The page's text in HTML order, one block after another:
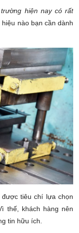
hiện nay có rất
nào bạn cần dành
tiêu chí lựa chọn
thế, khách hàng nên
tin hữu ích.